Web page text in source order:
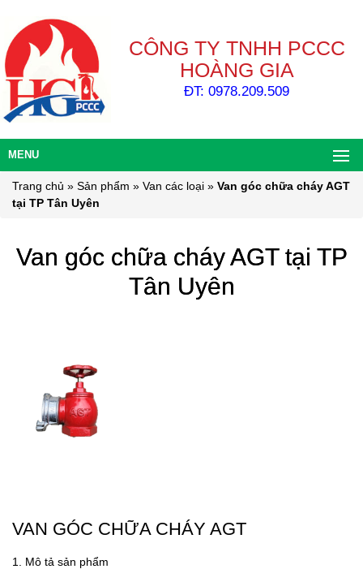
CÔNG TY TNHH PCCC
HOÀNG GIA
ĐT: 0978.209.509
MENU
Trang chủ » Sản phẩm » Van các loại » Van góc chữa cháy AGT
tại TP Tân Uyên
Van góc chữa cháy AGT tại TP
Tân Uyên
VAN GÓC CHỮA CHÁY AGT
1. Mô tả sản phẩm